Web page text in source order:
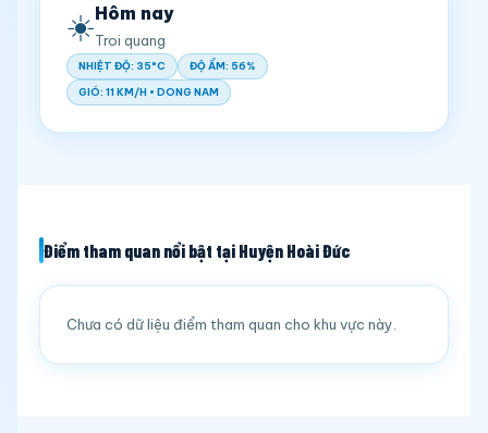
☀️Hôm nay
Troi quang
NHIỆT ĐỘ: 35°C ĐỘ ẨM: 56%
GIÓ: 11 KM/H • DONG NAM
Điểm tham quan nổi bật tại Huyện Hoài Đức
Chưa có dữ liệu điểm tham quan cho khu vực này.